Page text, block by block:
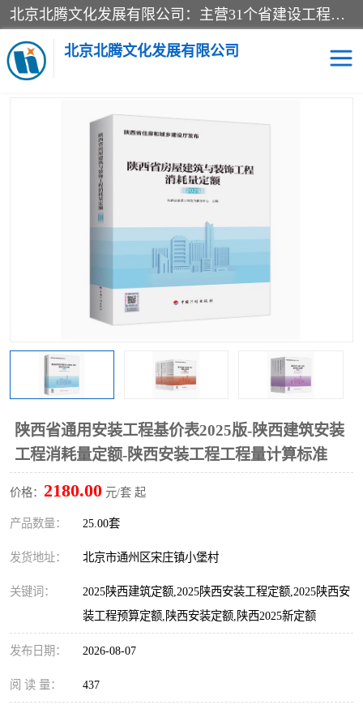
北京北腾文化发展有限公司：主营31个省建设工程预算书,工程预算软件,工程计价依据,工程造价定额,工程量清单计价定额,建设工程量消耗量定额,各行业工程预算定额,铁路定额,电力定额,矿山定额,*,黄金定额,钢铁企业检修定额,中石化安装检修定额,煤矿图书,医院书籍等.诚信的经营，在发展的同时公司不忘不断总结不断优化为客户的服务，和一如既往的热情赢得了新老客户的极高评价及青睐。
北京北腾文化发展有限公司
当前位置：首页>供应商机>陕西建设工程消耗量定额> 陕西省通
用安装工程基价表2025版-陕西建筑安装工程消耗量定额-陕西安装工
程工程量计算标准
陕西省通用安装工程基价表2025版-陕西建筑安装
工程消耗量定额-陕西安装工程工程量计算标准
价格： 2180.00 元/套 起
产品数量： 25.00套
发货地址： 北京市通州区宋庄镇小堡村
关键词：
2025陕西建筑定额,2025陕西安装工程定额,2025陕西安
装工程预算定额,陕西安装定额,陕西2025新定额
发布日期： 2026-08-07
阅 读 量： 437
煤矿图书
铁路建设工程预算定额
石油化工安装预算定额
新石油化工检修定额 石油化工概算定额数据
山东省工程预算定额
电网技改,拆除,检修定额 炼油化工计价依据定额
信息通信建设工程预算定
额
火力发电机组检修定额
湖北建设工程消耗量定额
算定额2
冶金工业建设工程预算定
额
人防工程预算定额
电子工程概预算定额